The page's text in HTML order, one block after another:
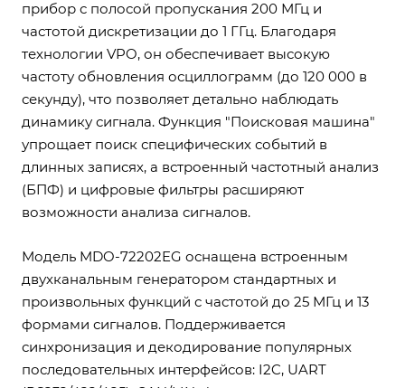
прибор с полосой пропускания 200 МГц и
частотой дискретизации до 1 ГГц. Благодаря
технологии VPO, он обеспечивает высокую
частоту обновления осциллограмм (до 120 000 в
секунду), что позволяет детально наблюдать
динамику сигнала. Функция "Поисковая машина"
упрощает поиск специфических событий в
длинных записях, а встроенный частотный анализ
(БПФ) и цифровые фильтры расширяют
возможности анализа сигналов.
Модель MDO-72202EG оснащена встроенным
двухканальным генератором стандартных и
произвольных функций с частотой до 25 МГц и 13
формами сигналов. Поддерживается
синхронизация и декодирование популярных
последовательных интерфейсов: I2C, UART